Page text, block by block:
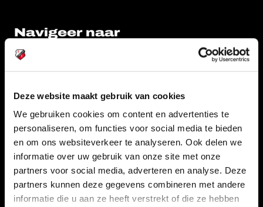
Deze website maakt gebruik van cookies
We gebruiken cookies om content en advertenties te
personaliseren, om functies voor social media te bieden
en om ons websiteverkeer te analyseren. Ook delen we
informatie over uw gebruik van onze site met onze
partners voor social media, adverteren en analyse. Deze
partners kunnen deze gegevens combineren met andere
informatie die u aan ze heeft verstrekt of die ze hebben
Navigeer naar
CLUB
STADION
SUPPORTERS
BUSINESS
Informatie
VEELGESTELDE VRAGEN